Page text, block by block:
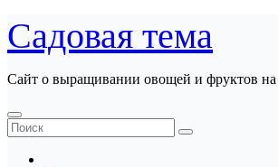
Перейти
к
содержанию
Садовая тема
Сайт о выращивании овощей и фруктов на